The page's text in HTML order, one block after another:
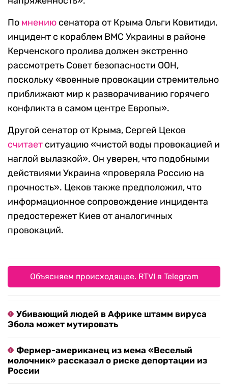
По мнению сенатора от Крыма Ольги Ковитиди,
инцидент с кораблем ВМС Украины в районе
Керченского пролива должен экстренно
рассмотреть Совет безопасности ООН,
поскольку «военные провокации стремительно
приближают мир к разворачиванию горячего
конфликта в самом центре Европы».
Другой сенатор от Крыма, Сергей Цеков
считает ситуацию «чистой воды провокацией и
наглой вылазкой». Он уверен, что подобными
действиями Украина «проверяла Россию на
прочность». Цеков также предположил, что
информационное сопровождение инцидента
предостережет Киев от аналогичных
провокаций.
Объясняем происходящее. RTVI в Telegram
Убивающий людей в Африке штамм вируса
Эбола может мутировать
Фермер-американец из мема «Веселый
молочник» рассказал о риске депортации из
России